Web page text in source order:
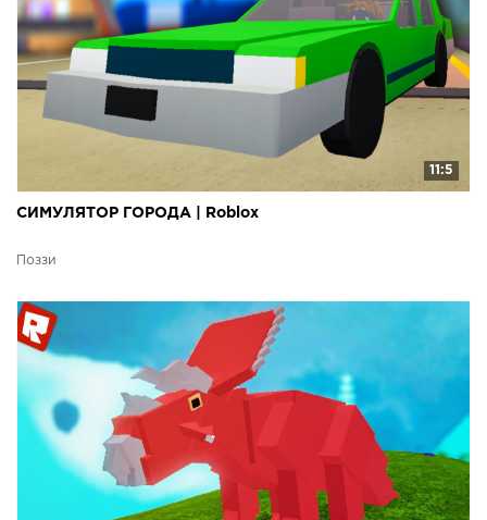
11:5
СИМУЛЯТОР ГОРОДА | Roblox
Поззи